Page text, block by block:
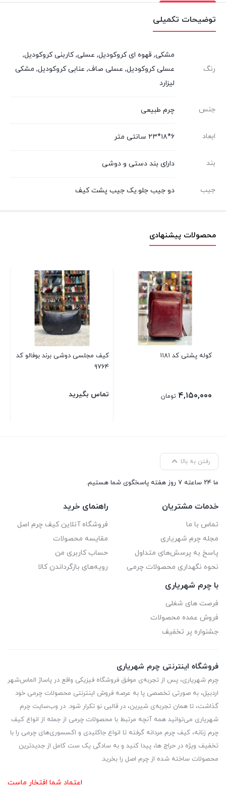
توضیحات تکمیلی
رنگ
مشکی, قهوه ای کروکودیل, عسلی, کاربنی کروکودیل,
عسلی کروکودیل, عسلی صاف, عنابی کروکودیل, مشکی
لیزارد
جنس چرم طبیعی
ابعاد ۶*۱۸*۲۳ سانتی متر
بند دارای بند دستی و دوشی
جیب دو جیب جلو.یک جیب پشت کیف
محصولات پیشنهادی
کوله پشتی کد ۱۱۸۱
۴,۱۵۰,۰۰۰ تومان
کیف مجلسی دوشی برند بوفالو کد
۹۷۶۴
تماس بگیرید
رفتن به بالا
ما ۲۴ ساعته ۷ روز هفته پاسخگوی شما هستیم.
خدمات مشتریان
تماس با ما
مجله چرم شهریاری
پاسخ به پرسش‌های متداول
نحوه نگهداری محصولات چرمی
راهنمای خرید
فروشگاه آنلاین کیف چرم اصل
مقایسه محصولات
حساب کاربری من
رویه‌های بازگرداندن کالا
با چرم شهریاری
فرصت های شغلی
فروش عمده محصولات
جشنواره پر تخفیف
فروشگاه اینترنتی چرم شهریاری
چرم شهریاری، پس از تجربه‌ی موفق فروشگاه فیزیکی واقع در پاساژ الماس‌شهر
اردبیل، به صورتی تخصصی پا به عرصه فروش اینترنتی محصولات چرمی خود
گذاشت، تا همان تجربه‌ی شیرین، در قالبی نو تکرار شود. در وب‌سایت چرم
شهریاری می‌توانید همه آنچه مرتبط با محصولات چرمی از جمله از انواع کیف
چرم زنانه، کیف چرم مردانه گرفته تا انواع جاکلیدی و اکسسوری‌های چرمی را با
تخفیف ویژه در حراج ها، پیدا کنید و به سادگی یک ست کامل از جدیدترین‌
محصولات ساخته شده از چرم اصل را بخرید.
اعتماد شما افتخار ماست